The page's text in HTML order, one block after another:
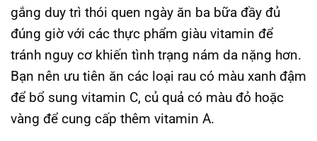
gắng duy trì thói quen ngày ăn ba bữa đầy đủ
đúng giờ với các thực phẩm giàu vitamin để
tránh nguy cơ khiến tình trạng nám da nặng hơn.
Bạn nên ưu tiên ăn các loại rau có màu xanh đậm
để bổ sung vitamin C, củ quả có màu đỏ hoặc
vàng để cung cấp thêm vitamin A.